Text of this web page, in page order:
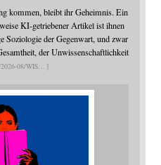
kommen, bleibt ihr Geheimnis. Ein
KI-getriebener Artikel ist ihnen
Soziologie der Gegenwart, und zwar
der Unwissenschaftlichkeit
08/WIS